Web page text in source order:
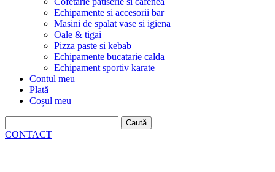
Echipamente si accesorii bar
Masini de spalat vase si igiena
Oale & tigai
Pizza paste si kebab
Echipamente bucatarie calda
Echipament sportiv karate
Contul meu
Plată
Coșul meu
după:
CONTACT